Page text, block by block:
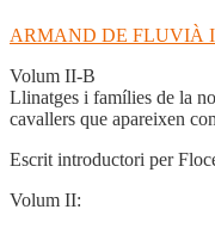
ARMAND DE FLUVIÀ I
Volum II-B
Llinatges i famílies de la
cavallers que apareixen
Escrit introductori per
Volum II: